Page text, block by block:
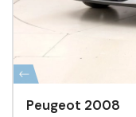
Peugeot 2008